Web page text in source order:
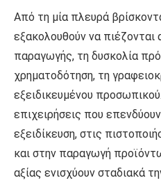
Από τη μία πλευρά
εξακολουθούν να
παραγωγής, τη δυσκολία
χρηματοδότηση, τη
εξειδικευμένου
επιχειρήσεις που
εξειδίκευση, στις
και στην παραγωγή
αξίας ενισχύουν σταδιακά